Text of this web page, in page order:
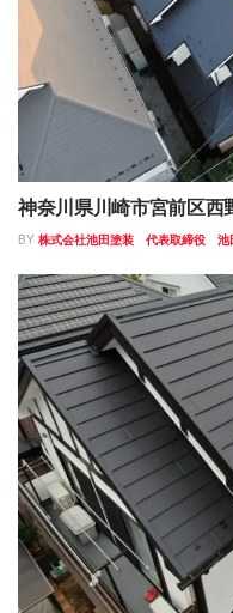
神奈川県川崎市宮前区
BY 株式会社池田塗装 代表取締役